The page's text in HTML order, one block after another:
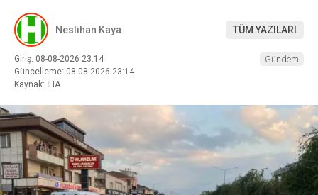
Neslihan Kaya TÜM YAZILARI
Giriş: 08-08-2026 23:14
Güncelleme: 08-08-2026 23:14
Kaynak: İHA
Gündem